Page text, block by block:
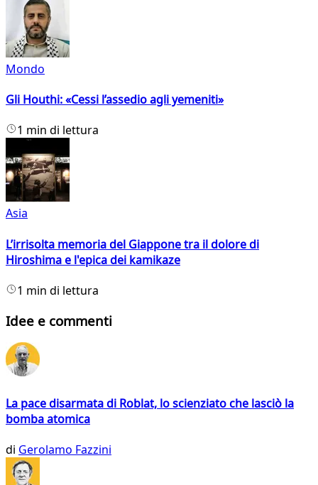
Mondo
Gli Houthi: «Cessi l’assedio agli yemeniti»
1 min di lettura
Asia
L’irrisolta memoria del Giappone tra il dolore di
Hiroshima e l'epica dei kamikaze
1 min di lettura
Idee e commenti
La pace disarmata di Roblat, lo scienziato che lasciò la
bomba atomica
di Gerolamo Fazzini